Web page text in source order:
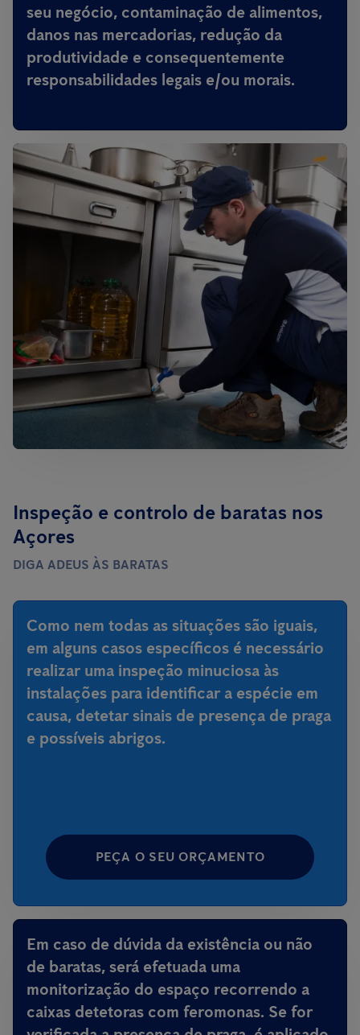
seu negócio, contaminação de alimentos,
danos nas mercadorias, redução da
produtividade e consequentemente
responsabilidades legais e/ou morais.
Inspeção e controlo de baratas nos
Açores
DIGA ADEUS ÀS BARATAS
Como nem todas as situações são iguais,
em alguns casos específicos é necessário
realizar uma inspeção minuciosa às
instalações para identificar a espécie em
causa, detetar sinais de presença de praga
e possíveis abrigos.
PEÇA O SEU ORÇAMENTO
Em caso de dúvida da existência ou não
de baratas, será efetuada uma
monitorização do espaço recorrendo a
caixas detetoras com feromonas. Se for